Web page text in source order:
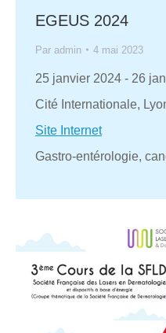
EGEUS 2024
Par admin 4 mai 2023
25 janvier 2024 - 26
Cité Internationale,
Site Internet
Gastro-entérologie,